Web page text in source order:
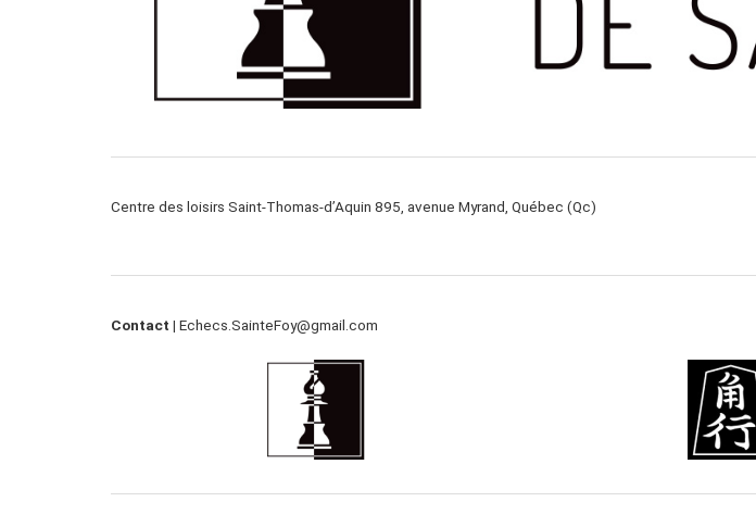
Centre des loisirs Saint-Thomas-d’Aquin 895, avenue Myrand, Québec (Qc)
Contact | Echecs.SainteFoy@gmail.com